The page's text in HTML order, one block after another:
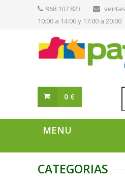
968 107 823
10:00 a 14:00 y 17:00 a 20:00
0 €
CATEGORIAS